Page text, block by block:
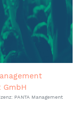
&
PANTA Management